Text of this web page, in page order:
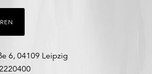
6, 04109 Leipzig